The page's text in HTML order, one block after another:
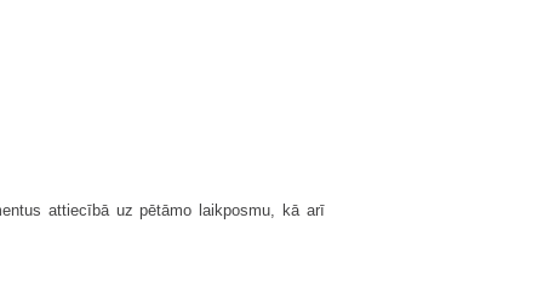
attiecībā uz pētāmo laikposmu, kā arī